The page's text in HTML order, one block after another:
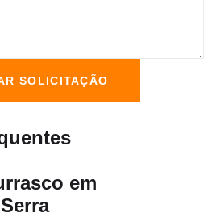
SOLICITAÇÃO
em